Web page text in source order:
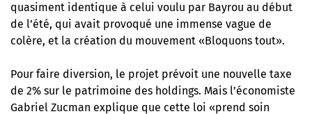
quasiment identique à celui voulu par Bayrou au début
de l’été, qui avait provoqué une immense vague de
colère, et la création du mouvement «Bloquons tout».
Pour faire diversion, le projet prévoit une nouvelle taxe
de 2% sur le patrimoine des holdings. Mais l’économiste
Gabriel Zucman explique que cette loi «prend soin